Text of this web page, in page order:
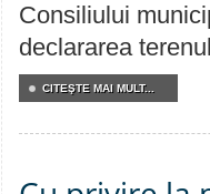
Consiliului
declararea
CITEŞTE MAI MULT...